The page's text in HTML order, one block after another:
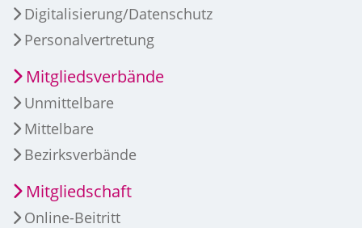
Digitalisierung/Datenschutz
Personalvertretung
Mitgliedsverbände
Unmittelbare
Mittelbare
Bezirksverbände
Mitgliedschaft
Online-Beitritt